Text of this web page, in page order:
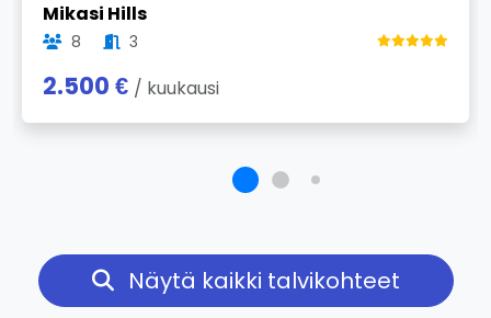
Mikasi Hills
8 3
2.500 € / kuukausi
Näytä kaikki talvikohteet